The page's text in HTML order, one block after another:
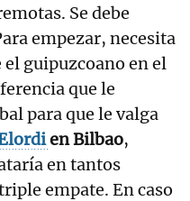
Se debe
empezar, necesita
guipuzcoano en el
que le
para que le valga
en Bilbao,
en tantos
empate. En caso